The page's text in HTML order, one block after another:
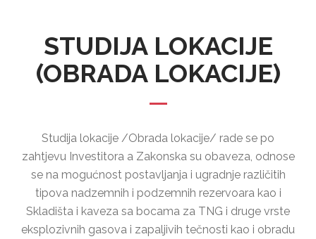
STUDIJA LOKACIJE
(OBRADA LOKACIJE)
Studija lokacije /Obrada lokacije/ rade se po
zahtjevu Investitora a Zakonska su obaveza, odnose
se na mogućnost postavljanja i ugradnje različitih
tipova nadzemnih i podzemnih rezervoara kao i
Skladišta i kaveza sa bocama za TNG i druge vrste
eksplozivnih gasova i zapaljivih tečnosti kao i obradu